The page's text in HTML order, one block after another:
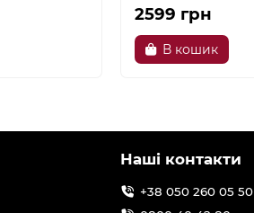
2599 грн
В кошик
Наші контакти
+38 050 260 05 50